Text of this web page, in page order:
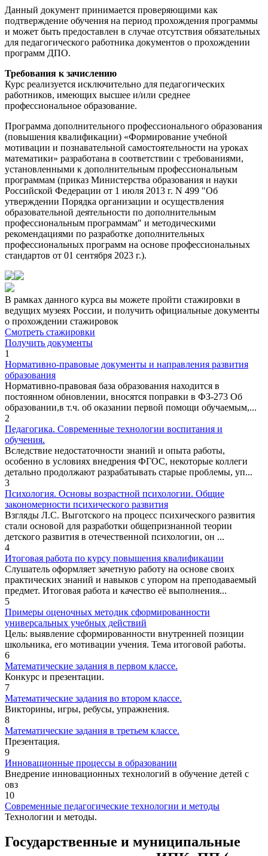
Данный документ принимается проверяющими как
подтверждение обучения на период прохождения программы
и может быть предоставлен в случае отсутствия обязательных
для педагогического работника документов о прохождении
программ ДПО.
Требования к зачислению
Курс реализуется исключительно для педагогических
работников, имеющих высшее и/или среднее
профессиональное образование.
Программа дополнительного профессионального образования
(повышения квалификации) «Формирование учебной
мотивации и познавательной самостоятельности на уроках
математики» разработана в соответствии с требованиями,
установленными к дополнительным профессиональным
программам (приказ Министерства образования и науки
Российской Федерации от 1 июля 2013 г. N 499 "Об
утверждении Порядка организации и осуществления
образовательной деятельности по дополнительным
профессиональным программам" и методическими
рекомендациями по разработке дополнительных
профессиональных программ на основе профессиональных
стандартов от 01 сентября 2023 г.).
В рамках данного курса вы можете пройти стажировки в
ведущих музеях России, и получить официальные документы
о прохождении стажировок
Смотреть стажировки
Получить документы
1
Нормативно-правовые документы и направления развития
образования
Нормативно-правовая база образования находится в
постоянном обновлении, вносятся поправки в ФЗ-273 Об
образовании,в т.ч. об оказании первой помощи обучаемым,...
2
Педагогика. Современные технологии воспитания и
обучения.
Вследствие недостаточности знаний и опыта работы,
особенно в условиях внедрения ФГОС, некоторые коллеги
детально продолжают разрабатывать старые проблемы, уп...
3
Психология. Основы возрастной психологии. Общие
закономерности психического развития
Взгляды Л.С. Выготского на процесс психического развития
стали основой для разработки общепризнанной теории
детского развития в отечественной психологии, он ...
4
Итоговая работа по курсу повышения квалификации
Слушатель оформляет зачетную работу на основе своих
практических знаний и навыков с упором на преподаваемый
предмет. Итоговая работа и качество её выполнения...
5
Примеры оценочных методик сформированности
универсальных учебных действий
Цель: выявление сформированности внутренней позиции
школьника, его мотивации учения. Тема итоговой работы.
6
Математические задания в первом классе.
Конкурс и презентации.
7
Математические задания во втором классе.
Викторины, игры, ребусы, упражнения.
8
Математические задания в третьем классе.
Презентация.
9
Инновационные процессы в образовании
Внедрение инновационных технологий в обучение детей с
овз
10
Современные педагогические технологии и методы
Технологии и методы.
Государственные и муниципальные